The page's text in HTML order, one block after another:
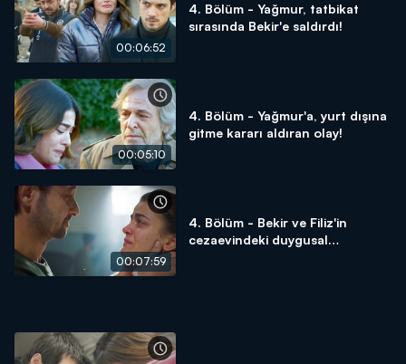
00:06:52
4. Bölüm - Yağmur, tatbikat
sırasında Bekir'e saldırdı!
00:05:10
4. Bölüm - Yağmur'a, yurt dışına
gitme kararı aldıran olay!
00:07:59
4. Bölüm - Bekir ve Filiz'in
cezaevindeki duygusal